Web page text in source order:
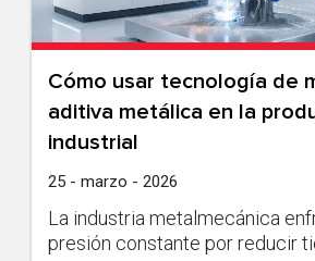
Cómo usar tecnología de
aditiva metálica en la
industrial
25 - marzo - 2026
La industria metalmecánica
presión constante por reducir